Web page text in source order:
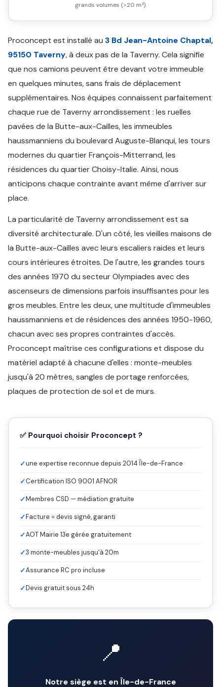
grands volumes (>20 m³).
Proconcept est installé au 3 Bd Jean-Antoine Chaptal,
95150 Taverny, à deux pas de la Taverny. Cela signifie
que nos camions peuvent être devant votre immeuble
en quelques minutes, sans frais de déplacement
supplémentaires. Nos équipes connaissent parfaitement
chaque rue de Taverny arrondissement : les ruelles
pavées de la Butte-aux-Cailles, les immeubles
haussmanniens du boulevard Auguste-Blanqui, les tours
modernes du quartier François-Mitterrand, les
résidences du quartier Choisy-Italie. Ainsi, nous
anticipons chaque contrainte avant même d'arriver sur
place.
La particularité de Taverny arrondissement est sa
diversité architecturale. D'un côté, les vieilles maisons de
la Butte-aux-Cailles avec leurs escaliers raides et leurs
cours intérieures étroites. De l'autre, les grandes tours
des années 1970 du secteur Olympiades avec des
ascenseurs de dimensions parfois insuffisantes pour les
gros meubles. Entre les deux, une multitude d'immeubles
haussmanniens et de résidences des années 1950-1960,
chacun avec ses propres contraintes d'accès.
Proconcept maîtrise ces configurations et dispose du
matériel adapté à chacune d'elles : monte-meubles
jusqu'à 20 mètres, sangles de portage renforcées,
plaques de protection de sol et de murs.
✅ Pourquoi choisir Proconcept ?
✓une expertise reconnue depuis 2014 Île-de-France
✓Certification ISO 9001 AFNOR
✓Membres CSD — médiation gratuite
✓Facture = devis signé, garanti
✓AOT Mairie 13e gérée gratuitement
✓3 monte-meubles jusqu'à 20m
✓Assurance RC pro incluse
✓Devis gratuit sous 24h
📍
Notre siège est en Île-de-France